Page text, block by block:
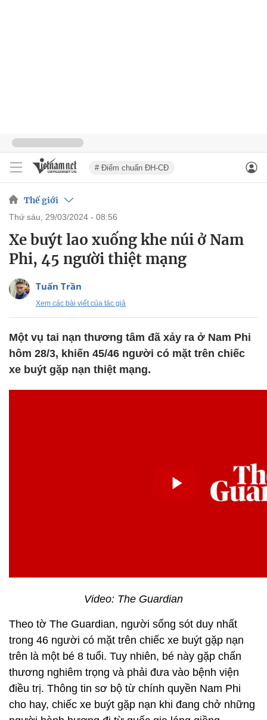
# Điểm chuẩn ĐH-CĐ
Thế giới
thứ sáu, 29/03/2024 - 08:56
Xe buýt lao xuống khe núi ở Nam
Phi, 45 người thiệt mạng
Tuấn Trần
Xem các bài viết của tác giả
Một vụ tai nạn thương tâm đã xảy ra ở Nam Phi
hôm 28/3, khiến 45/46 người có mặt trên chiếc
xe buýt gặp nạn thiệt mạng.
Video: The Guardian
Theo tờ The Guardian, người sống sót duy nhất
trong 46 người có mặt trên chiếc xe buýt gặp nạn
trên là một bé 8 tuổi. Tuy nhiên, bé này gặp chấn
thương nghiêm trọng và phải đưa vào bệnh viện
điều trị. Thông tin sơ bộ từ chính quyền Nam Phi
cho hay, chiếc xe buýt gặp nạn khi đang chở những